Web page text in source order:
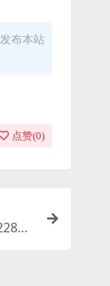
布本站
点赞(0)